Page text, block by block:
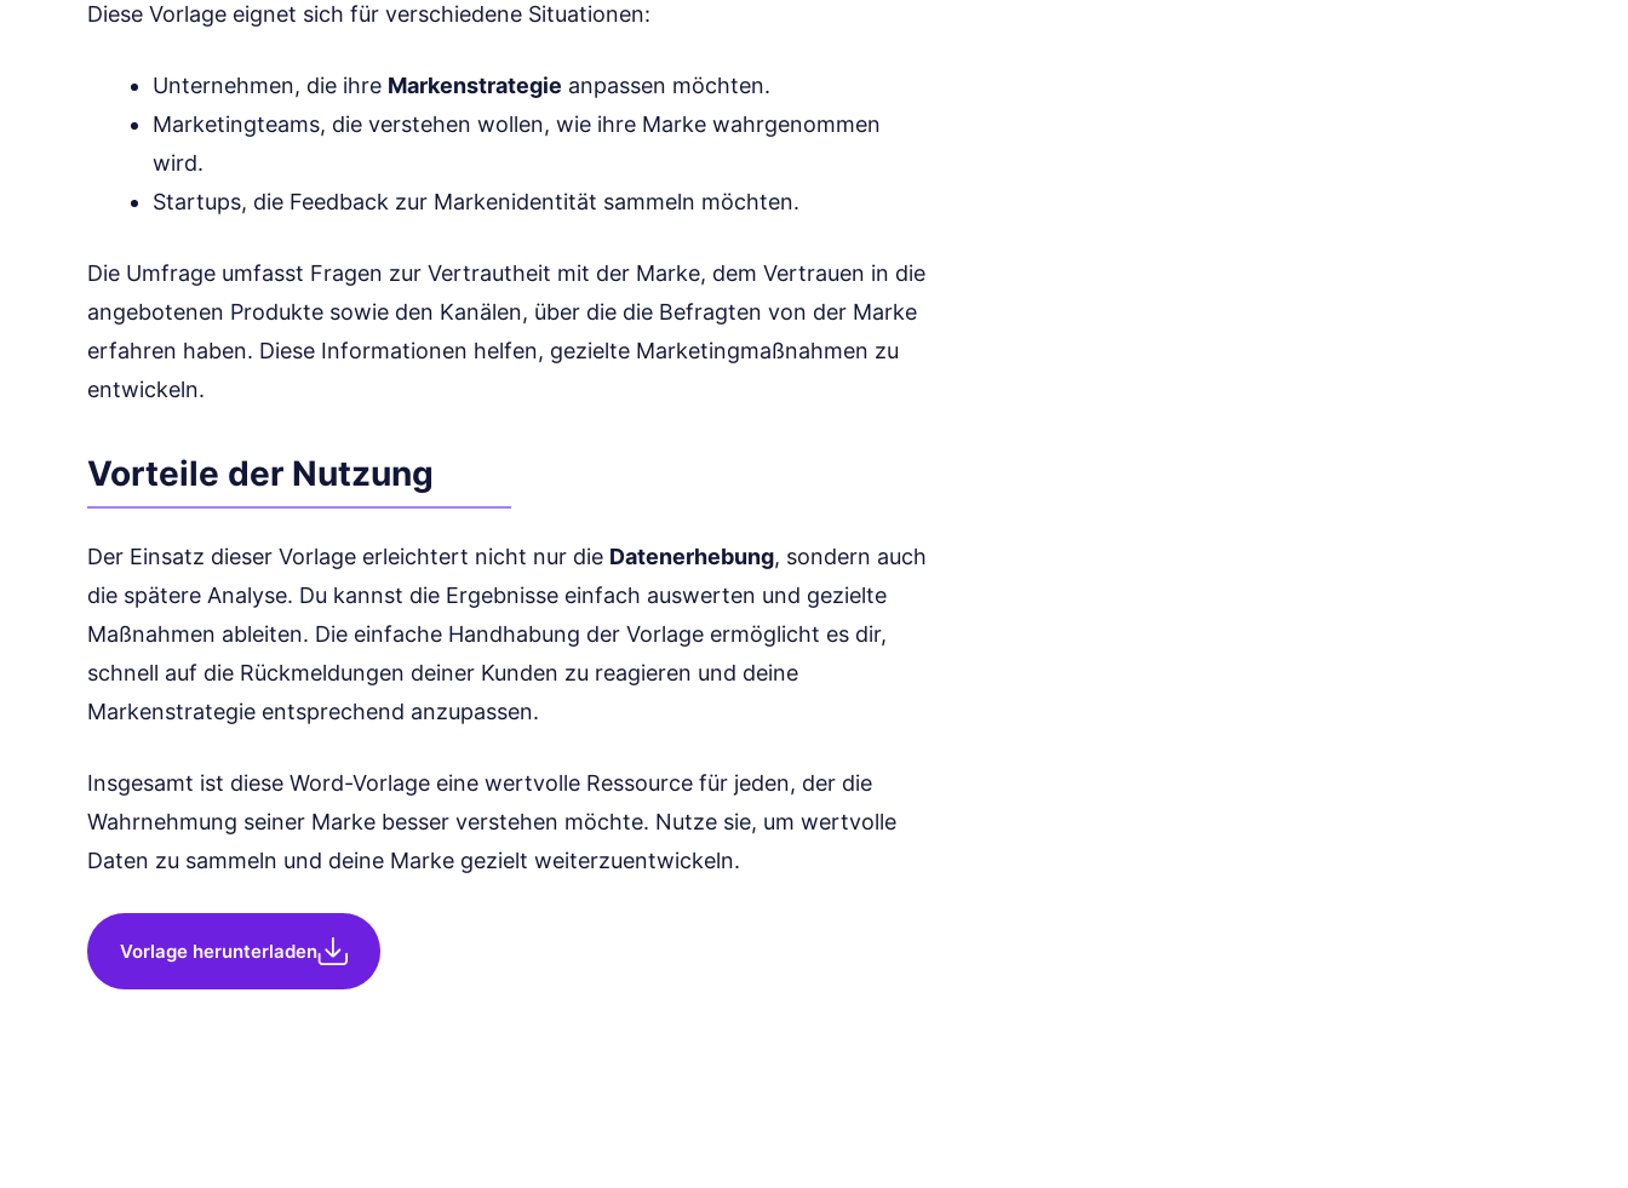
Diese Vorlage eignet sich für verschiedene Situationen:
Unternehmen, die ihre Markenstrategie anpassen möchten.
Marketingteams, die verstehen wollen, wie ihre Marke wahrgenommen
wird.
Startups, die Feedback zur Markenidentität sammeln möchten.
Die Umfrage umfasst Fragen zur Vertrautheit mit der Marke, dem Vertrauen in die
angebotenen Produkte sowie den Kanälen, über die die Befragten von der Marke
erfahren haben. Diese Informationen helfen, gezielte Marketingmaßnahmen zu
entwickeln.
Vorteile der Nutzung
Der Einsatz dieser Vorlage erleichtert nicht nur die Datenerhebung, sondern auch
die spätere Analyse. Du kannst die Ergebnisse einfach auswerten und gezielte
Maßnahmen ableiten. Die einfache Handhabung der Vorlage ermöglicht es dir,
schnell auf die Rückmeldungen deiner Kunden zu reagieren und deine
Markenstrategie entsprechend anzupassen.
Insgesamt ist diese Word-Vorlage eine wertvolle Ressource für jeden, der die
Wahrnehmung seiner Marke besser verstehen möchte. Nutze sie, um wertvolle
Daten zu sammeln und deine Marke gezielt weiterzuentwickeln.
Vorlage herunterladen